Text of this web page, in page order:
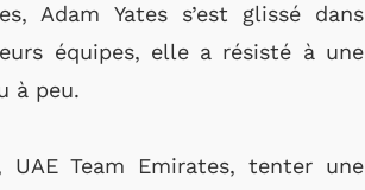
Adam Yates s’est glissé dans
équipes, elle a résisté à une
à peu.
Team Emirates, tenter une